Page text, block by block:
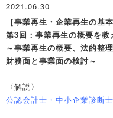
2021.06.30
［事業再生・企業再生の基
第3回：事業再生の概要を教
～事業再生の概要、法的整
財務面と事業面の検討～
〈解説〉
公認会計士・中小企業診断